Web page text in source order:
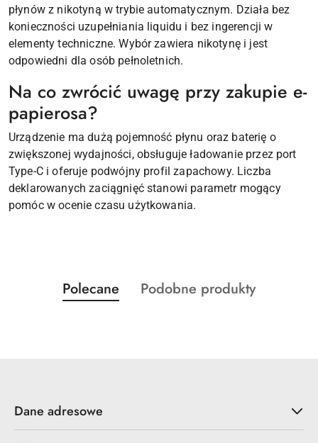
płynów z nikotyną w trybie automatycznym. Działa bez
konieczności uzupełniania liquidu i bez ingerencji w
elementy techniczne. Wybór zawiera nikotynę i jest
odpowiedni dla osób pełnoletnich.
Na co zwrócić uwagę przy zakupie e-
papierosa?
Urządzenie ma dużą pojemność płynu oraz baterię o
zwiększonej wydajności, obsługuje ładowanie przez port
Type-C i oferuje podwójny profil zapachowy. Liczba
deklarowanych zaciągnięć stanowi parametr mogący
pomóc w ocenie czasu użytkowania.
Pomiń karuzelę produktów
Produkty
o
Polecane
Produkty
Podobne produkty
Dane adresowe